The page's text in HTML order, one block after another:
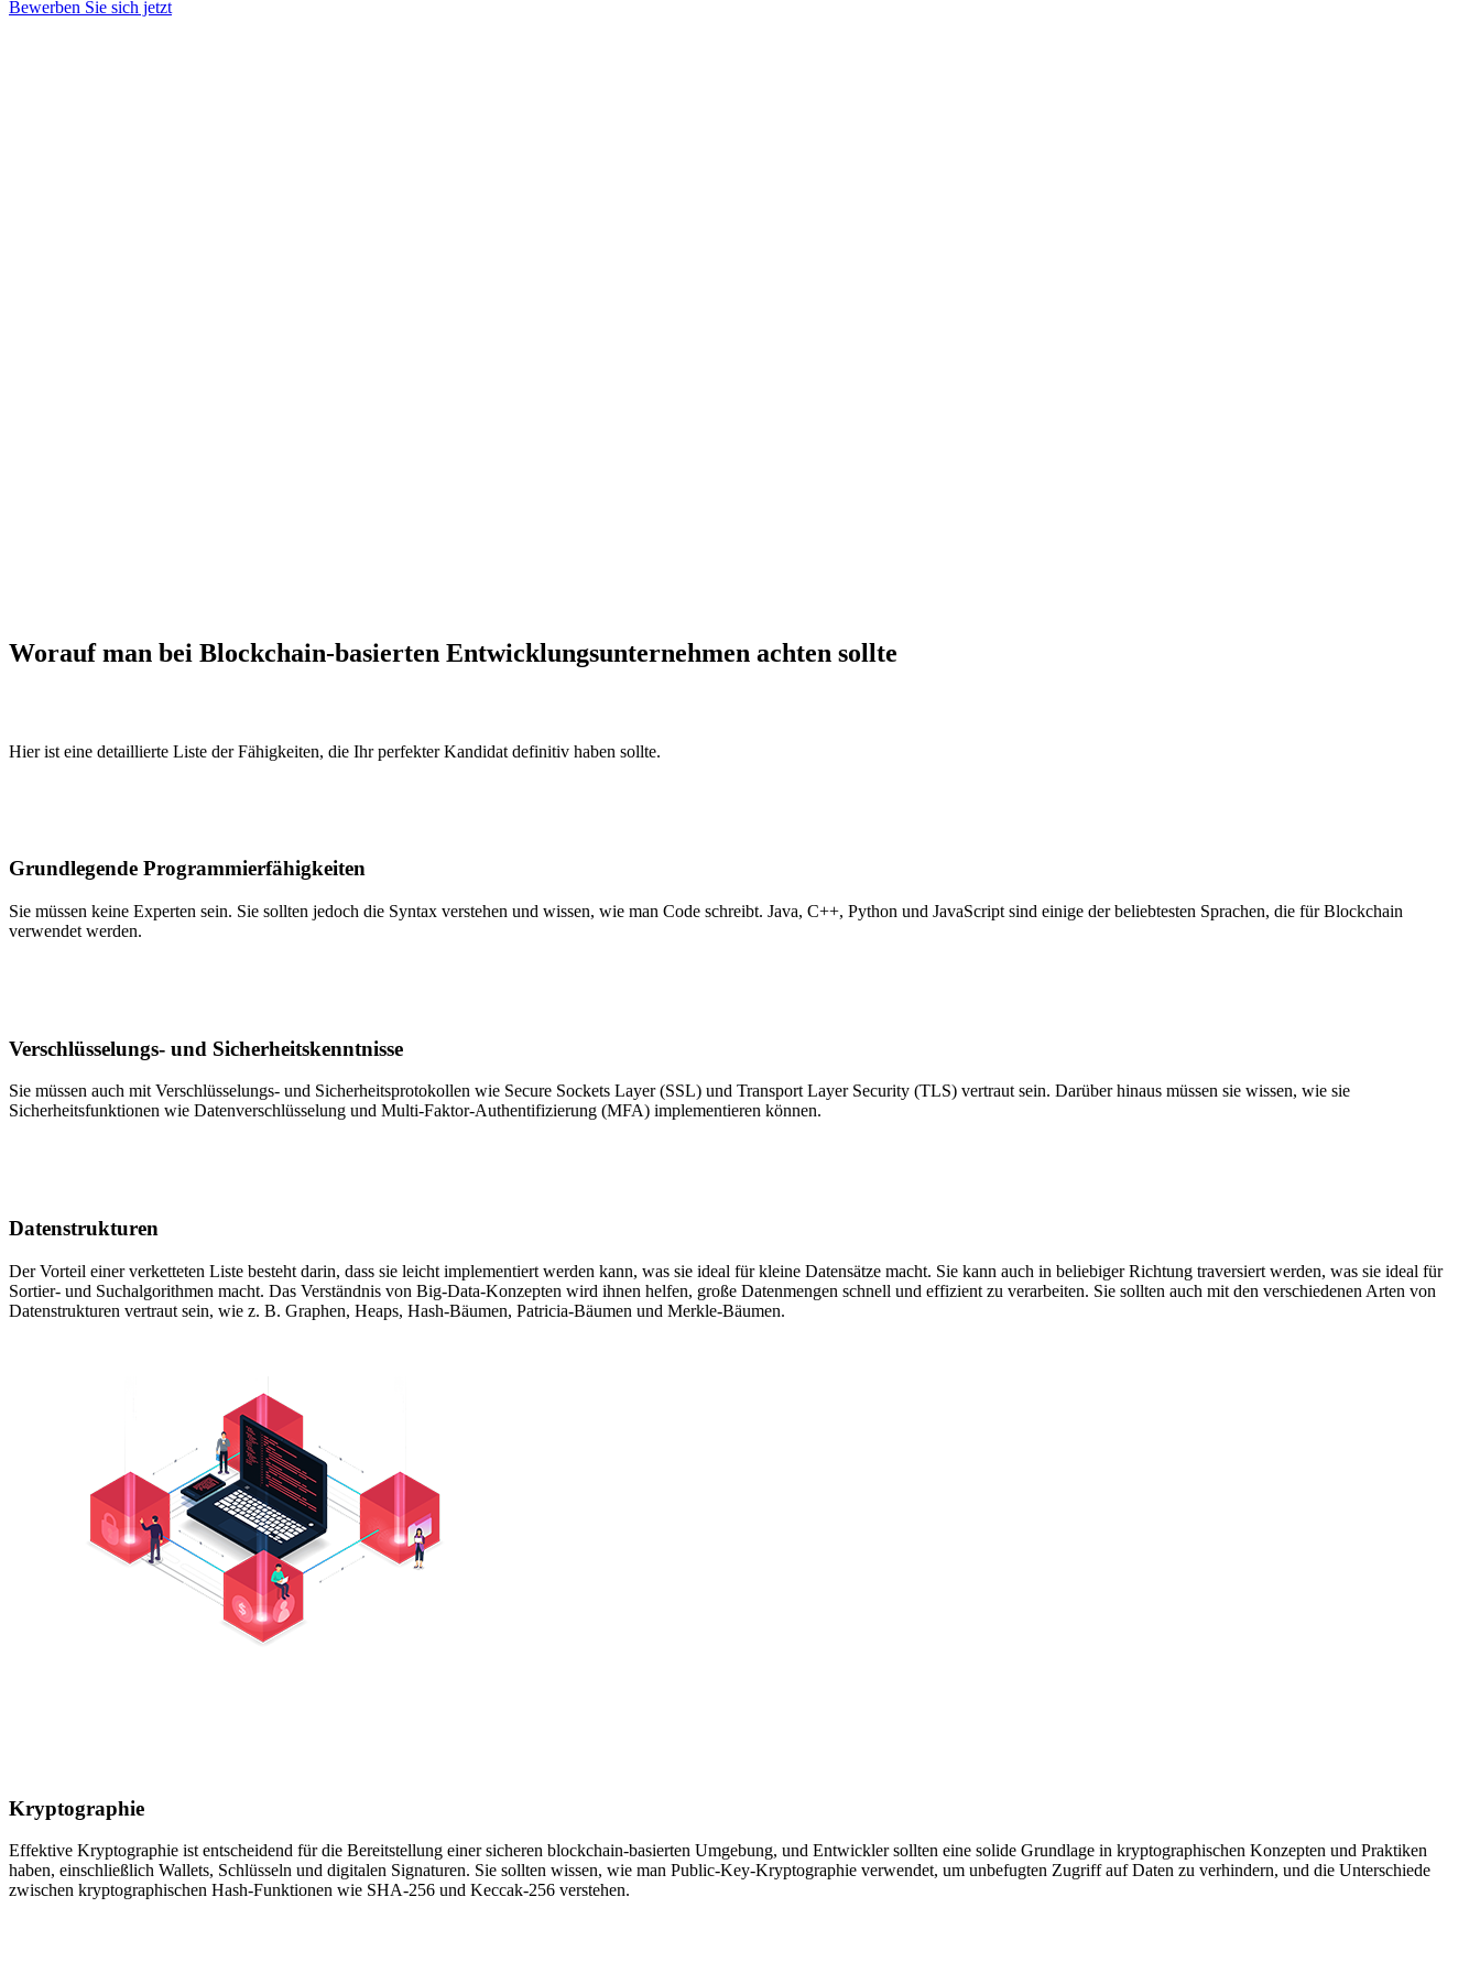
Bewerben Sie sich jetzt
Worauf man bei Blockchain-basierten Entwicklungsunternehmen achten sollte
Hier ist eine detaillierte Liste der Fähigkeiten, die Ihr perfekter Kandidat definitiv haben sollte.
Grundlegende Programmierfähigkeiten
Sie müssen keine Experten sein. Sie sollten jedoch die Syntax verstehen und wissen, wie man Code schreibt. Java, C++, Python und JavaScript sind einige der beliebtesten Sprachen, die für Blockchain
verwendet werden.
Verschlüsselungs- und Sicherheitskenntnisse
Sie müssen auch mit Verschlüsselungs- und Sicherheitsprotokollen wie Secure Sockets Layer (SSL) und Transport Layer Security (TLS) vertraut sein. Darüber hinaus müssen sie wissen, wie sie
Sicherheitsfunktionen wie Datenverschlüsselung und Multi-Faktor-Authentifizierung (MFA) implementieren können.
Datenstrukturen
Der Vorteil einer verketteten Liste besteht darin, dass sie leicht implementiert werden kann, was sie ideal für kleine Datensätze macht. Sie kann auch in beliebiger Richtung traversiert werden, was sie ideal für
Sortier- und Suchalgorithmen macht. Das Verständnis von Big-Data-Konzepten wird ihnen helfen, große Datenmengen schnell und effizient zu verarbeiten. Sie sollten auch mit den verschiedenen Arten von
Datenstrukturen vertraut sein, wie z. B. Graphen, Heaps, Hash-Bäumen, Patricia-Bäumen und Merkle-Bäumen.
Kryptographie
Effektive Kryptographie ist entscheidend für die Bereitstellung einer sicheren blockchain-basierten Umgebung, und Entwickler sollten eine solide Grundlage in kryptographischen Konzepten und Praktiken
haben, einschließlich Wallets, Schlüsseln und digitalen Signaturen. Sie sollten wissen, wie man Public-Key-Kryptographie verwendet, um unbefugten Zugriff auf Daten zu verhindern, und die Unterschiede
zwischen kryptographischen Hash-Funktionen wie SHA-256 und Keccak-256 verstehen.